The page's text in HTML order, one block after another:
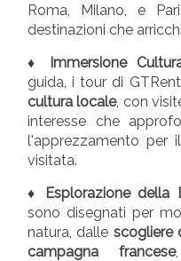
Roma, Milano, e
destinazioni che
♦ Immersione
guida, i tour di
cultura locale, con
interesse che
l'apprezzamento per
visitata.
♦ Esplorazione della
sono disegnati per
natura, dalle scogliere
campagna francese